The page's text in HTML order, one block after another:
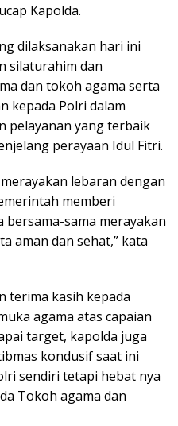
Kapolda.
dilaksanakan hari ini
silaturahim dan
dan tokoh agama serta
kepada Polri dalam
pelayanan yang terbaik
perayaan Idul Fitri.
lebaran dengan
memberi
sama merayakan
aman dan sehat,” kata
terima kasih kepada
agama atas capaian
target, kapolda juga
kondusif saat ini
sendiri tetapi hebat nya
Tokoh agama dan